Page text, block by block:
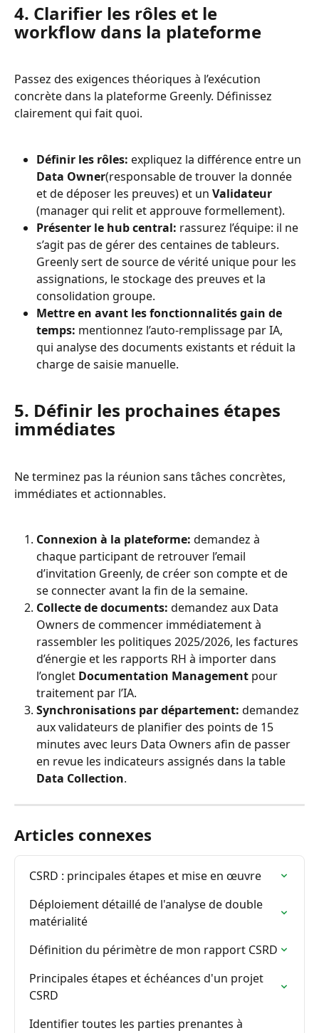
4. Clarifier les rôles et le
workflow dans la plateforme
Passez des exigences théoriques à l’exécution
concrète dans la plateforme Greenly. Définissez
clairement qui fait quoi.
Définir les rôles: expliquez la différence entre un
Data Owner(responsable de trouver la donnée
et de déposer les preuves) et un Validateur
(manager qui relit et approuve formellement).
Présenter le hub central: rassurez l’équipe: il ne
s’agit pas de gérer des centaines de tableurs.
Greenly sert de source de vérité unique pour les
assignations, le stockage des preuves et la
consolidation groupe.
Mettre en avant les fonctionnalités gain de
temps: mentionnez l’auto-remplissage par IA,
qui analyse des documents existants et réduit la
charge de saisie manuelle.
5. Définir les prochaines étapes
immédiates
Ne terminez pas la réunion sans tâches concrètes,
immédiates et actionnables.
Connexion à la plateforme: demandez à
chaque participant de retrouver l’email
d’invitation Greenly, de créer son compte et de
se connecter avant la fin de la semaine.
Collecte de documents: demandez aux Data
Owners de commencer immédiatement à
rassembler les politiques 2025/2026, les factures
d’énergie et les rapports RH à importer dans
l’onglet Documentation Management pour
traitement par l’IA.
Synchronisations par département: demandez
aux validateurs de planifier des points de 15
minutes avec leurs Data Owners afin de passer
en revue les indicateurs assignés dans la table
Data Collection.
Articles connexes
CSRD : principales étapes et mise en œuvre
Déploiement détaillé de l'analyse de double
matérialité
Définition du périmètre de mon rapport CSRD
Principales étapes et échéances d'un projet
CSRD
Identifier toutes les parties prenantes à